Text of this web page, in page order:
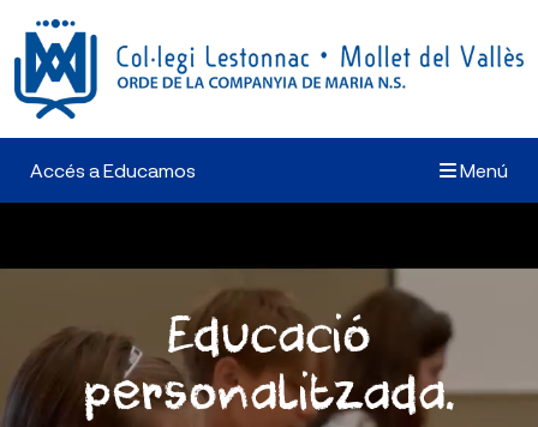
Accés a Educamos Menú
Educació
personalitzada.